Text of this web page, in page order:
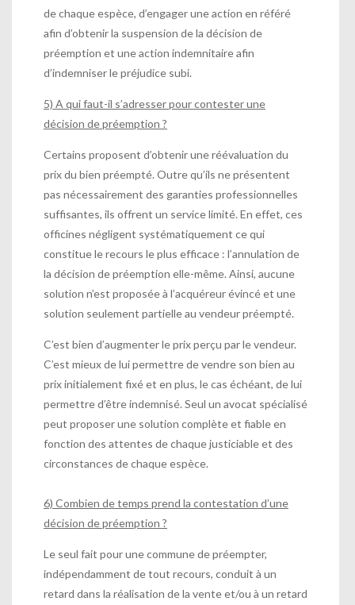
de chaque espèce, d’engager une action en référé
afin d’obtenir la suspension de la décision de
préemption et une action indemnitaire afin
d’indemniser le préjudice subi.
5) A qui faut-il s’adresser pour contester une
décision de préemption ?
Certains proposent d’obtenir une réévaluation du
prix du bien préempté. Outre qu’ils ne présentent
pas nécessairement des garanties professionnelles
suffisantes, ils offrent un service limité. En effet, ces
officines négligent systématiquement ce qui
constitue le recours le plus efficace : l’annulation de
la décision de préemption elle-même. Ainsi, aucune
solution n’est proposée à l’acquéreur évincé et une
solution seulement partielle au vendeur préempté.
C’est bien d’augmenter le prix perçu par le vendeur.
C’est mieux de lui permettre de vendre son bien au
prix initialement fixé et en plus, le cas échéant, de lui
permettre d’être indemnisé. Seul un avocat spécialisé
peut proposer une solution complète et fiable en
fonction des attentes de chaque justiciable et des
circonstances de chaque espèce.
6) Combien de temps prend la contestation d’une
décision de préemption ?
Le seul fait pour une commune de préempter,
indépendamment de tout recours, conduit à un
retard dans la réalisation de la vente et/ou à un retard